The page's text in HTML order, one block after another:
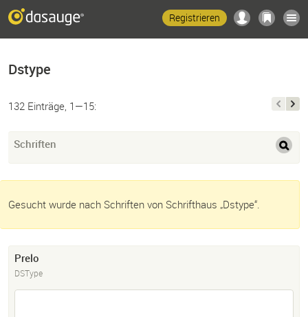
Registrieren
Dstype
132 Einträge, 1—15:
Schriften
Gesucht wurde nach Schriften von Schrifthaus „Dstype“.
Prelo
DSType